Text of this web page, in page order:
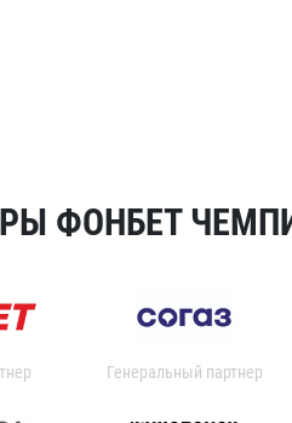
ФОНБЕТ
Генеральный партнер